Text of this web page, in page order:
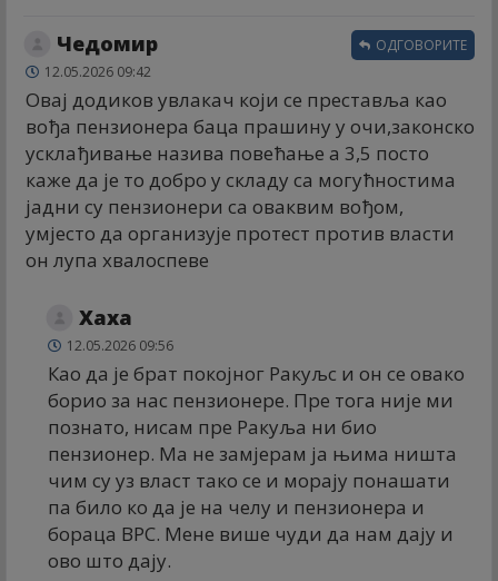
Чедомир
12.05.2026 09:42
Овај додиков увлакач који се преставља као
вођа пензионера баца прашину у очи,законско
усклађивање назива повећање а 3,5 посто
каже да је то добро у складу са могућностима
јадни су пензионери са оваквим вођом,
умјесто да организује протест против власти
он лупа хвалоспеве
ОДГОВОРИТЕ
Хаха
12.05.2026 09:56
Као да је брат покојног Ракуљс и он се овако
борио за нас пензионере. Пре тога није ми
познато, нисам пре Ракуља ни био
пензионер. Ма не замјерам ја њима ништа
чим су уз власт тако се и морају понашати
па било ко да је на челу и пензионера и
бораца ВРС. Мене више чуди да нам дају и
ово што дају.